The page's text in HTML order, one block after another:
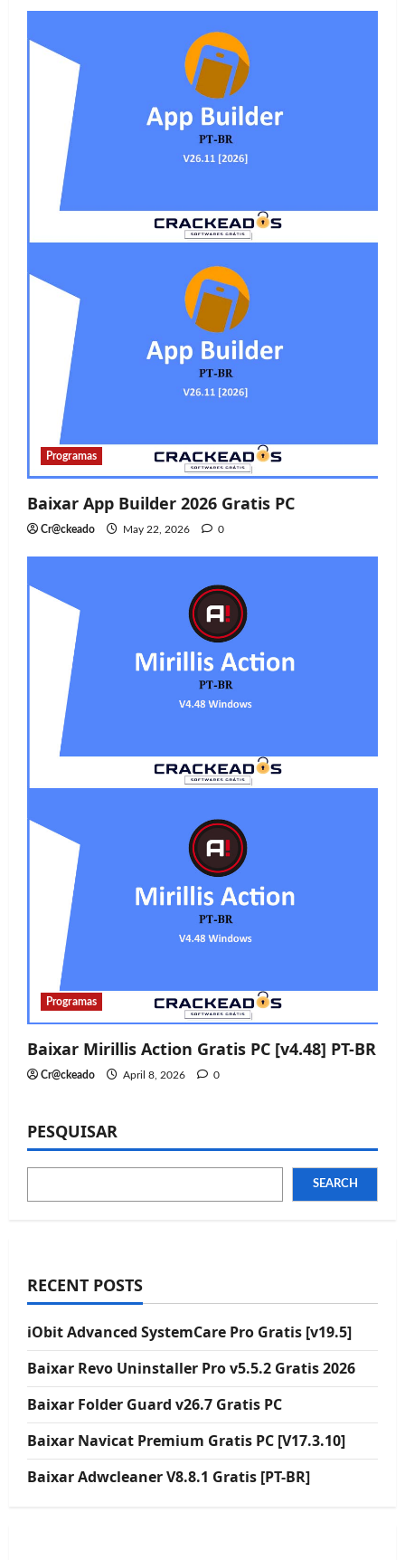
Programas
Baixar App Builder 2026 Gratis PC
Cr@ckeado May 22, 2026 0
Programas
Baixar Mirillis Action Gratis PC [v4.48] PT-BR
Cr@ckeado April 8, 2026 0
PESQUISAR
SEARCH
RECENT POSTS
iObit Advanced SystemCare Pro Gratis [v19.5]
Baixar Revo Uninstaller Pro v5.5.2 Gratis 2026
Baixar Folder Guard v26.7 Gratis PC
Baixar Navicat Premium Gratis PC [V17.3.10]
Baixar Adwcleaner V8.8.1 Gratis [PT-BR]